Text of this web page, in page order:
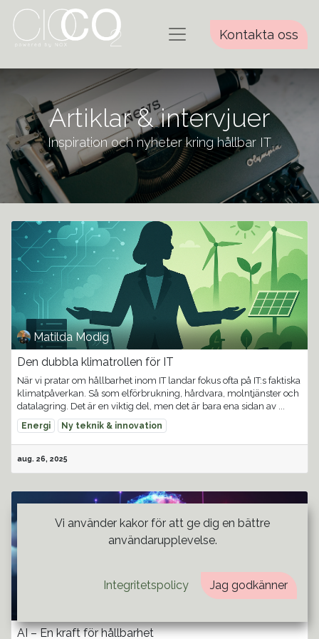
Kontakta oss
Artiklar & intervjuer
Inspiration och nyheter kring hållbar IT
Matilda Modig
Den dubbla klimatrollen för IT
När vi pratar om hållbarhet inom IT landar fokus ofta på IT:s faktiska
klimatpåverkan. Så som elförbrukning, hårdvara, molntjänster och
datalagring. Det är en viktig del, men det är bara ena sidan av ...
Energi Ny teknik & innovation
aug. 26, 2025
AI – En kraft för hållbarhet
Vi använder kakor för att ge dig en bättre
användarupplevelse.
Integritetspolicy Jag godkänner